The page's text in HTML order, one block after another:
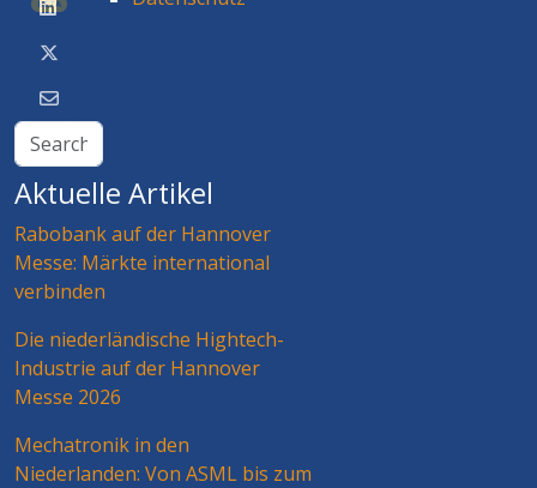
BETA
Aktuelle Artikel
Rabobank auf der Hannover
Messe: Märkte international
verbinden
Die niederländische Hightech-
Industrie auf der Hannover
Messe 2026
Mechatronik in den
Niederlanden: Von ASML bis zum